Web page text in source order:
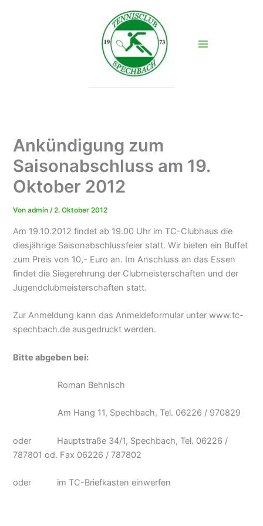
Ankündigung zum
Saisonabschluss am 19.
Oktober 2012
Vonadmin/2. Oktober 2012
Am 19.10.2012 findet ab 19.00 Uhr im TC-Clubhaus die
diesjährige Saisonabschlussfeier statt. Wir bieten ein Buffet
zum Preis von 10,- Euro an. Im Anschluss an das Essen
findet die Siegerehrung der Clubmeisterschaften und der
Jugendclubmeisterschaften statt.
Zur Anmeldung kann das Anmeldeformular unter www.tc-
spechbach.de ausgedruckt werden.
Bitte abgeben bei:
Roman Behnisch
Am Hang 11, Spechbach, Tel. 06226 / 970829
oder Hauptstraße 34/1, Spechbach, Tel. 06226 /
787801 od. Fax 06226 / 787802
oder im TC-Briefkasten einwerfen